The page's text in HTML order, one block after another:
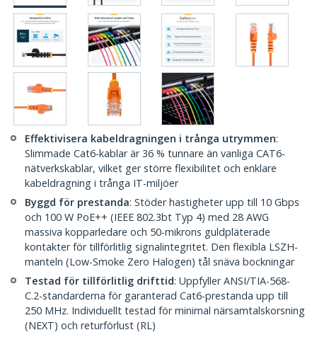
Effektivisera kabeldragningen i trånga utrymmen:
Slimmade Cat6-kablar är 36 % tunnare än vanliga CAT6-
nätverkskablar, vilket ger större flexibilitet och enklare
kabeldragning i trånga IT-miljöer
Byggd för prestanda: Stöder hastigheter upp till 10 Gbps
och 100 W PoE++ (IEEE 802.3bt Typ 4) med 28 AWG
massiva kopparledare och 50-mikrons guldpläterade
kontakter för tillförlitlig signalintegritet. Den flexibla LSZH-
manteln (Low-Smoke Zero Halogen) tål snäva bockningar
Testad för tillförlitlig drifttid: Uppfyller ANSI/TIA-568-
C.2-standarderna för garanterad Cat6-prestanda upp till
250 MHz. Individuellt testad för minimal närsamtalskorsning
(NEXT) och returförlust (RL)